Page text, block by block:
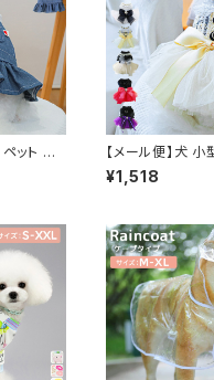
ット ワ
ドッグウ
犬の服
【メール便】犬
レス 服 結婚式 ウ
ーティー ペット用
¥1,518